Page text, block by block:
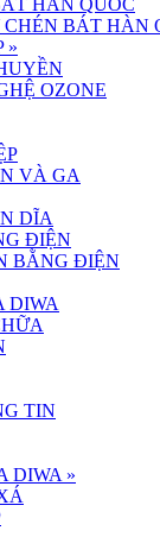
HÀN QUỐC
BÁT HÀN
»
OZONE
VÀ GA
DĨA
ĐIỆN
BẰNG ĐIỆN
DIWA
TIN
DIWA »